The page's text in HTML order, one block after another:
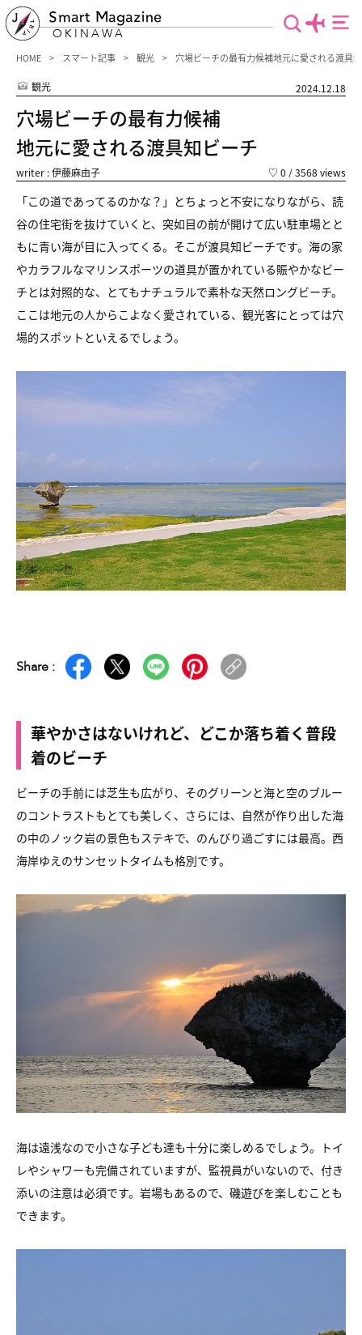
Smart Magazine
OKINAWA
HOME スマート記事 観光 穴場ビーチの最有力候補地元に愛される渡具
観光 2024.12.18
穴場ビーチの最有力候補
地元に愛される渡具知ビーチ
writer : 伊藤麻由子 ♡ 0 / 3568 views
「この道であってるのかな？」とちょっと不安になりながら、 読
谷の住宅街を抜けていくと、突如目の前が開けて広い駐車場とと
もに青い海が目に入ってくる。そこが渡具知ビーチです。 海の家
やカラフルなマリンスポーツの道具が置かれている賑やかなビー
チとは対照的な、 とてもナチュラルで素朴な天然ロングビーチ。
ここは地元の人からこよなく愛されている、 観光客にとっては穴
場的スポットといえるでしょう。
Share :
華やかさはないけれど、どこか落ち着く普段
着のビーチ
ビーチの手前には芝生も広がり、 そのグリーンと海と空のブルー
のコントラストもとても美しく、 さらには、自然が作り出した海
の中のノック岩の景色もステキで、 のんびり過ごすには最高。西
海岸ゆえのサンセットタイムも格別です。
海は遠浅なので小さな子ども達も十分に楽しめるでしょう。
トイ
レやシャワーも完備されていますが、監視員がいないので、 付き
添いの注意は必須です。 岩場もあるので、磯遊びを楽しむことも
できます。